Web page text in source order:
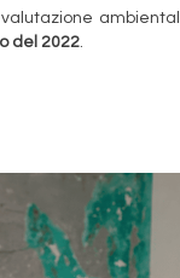
del 2022.